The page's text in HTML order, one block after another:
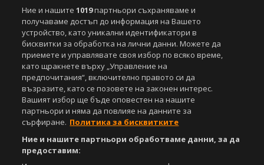
Ние и нашите1019партньори съхраняваме и
получаваме достъп до информация на Вашето
устройство, като уникални идентификатори в
бисквитки за обработка на лични данни. Можете да
приемете и управлявате своя избор по всяко време,
като щракнете върху „Управление на
предпочитания“, включително правото си да
възразите, като се позовете на законен интерес.
Вашият избор ще бъде оповестен на нашите
партньори и няма да повлияе на данните за
сърфиране. Политика за бисквитките
Ние и нашите партньори обработваме данни, за да
предоставим: